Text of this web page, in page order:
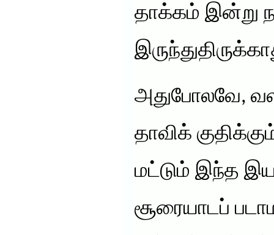
தாக்கம் இன்று
அதுபோலவே,
தாவிக்
மட்டும் இந்த
சூரையாடப்